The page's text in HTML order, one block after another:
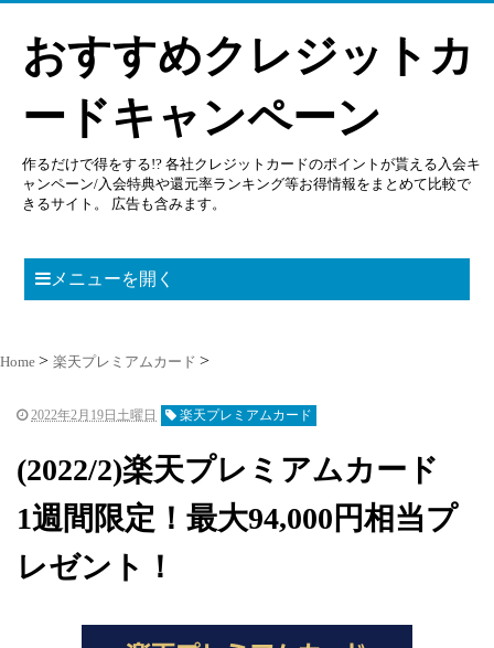
おすすめクレジットカ
ードキャンペーン
作るだけで得をする!? 各社クレジットカードのポイントが貰える入会キ
ャンペーン/入会特典や還元率ランキング等お得情報をまとめて比較で
きるサイト。 広告も含みます。
メニューを開く
Home 楽天プレミアムカード
2022年2月19日土曜日 楽天プレミアムカード
(2022/2)楽天プレミアムカード
1週間限定！最大94,000円相当プ
レゼント！